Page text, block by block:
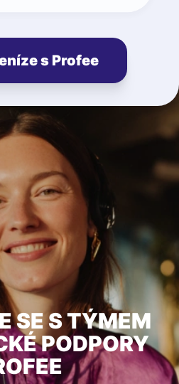
s Profee
SE S TÝMEM
PODPORY